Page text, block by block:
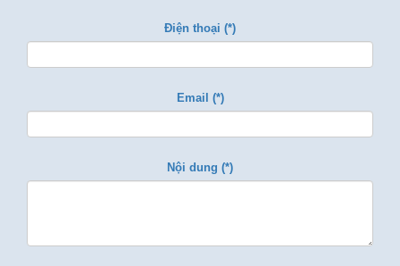
Điện thoại (*)
Email (*)
Nội dung (*)